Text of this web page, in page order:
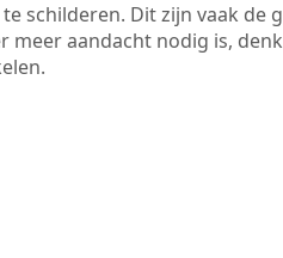
schilderen. Dit zijn vaak de
aandacht nodig is,